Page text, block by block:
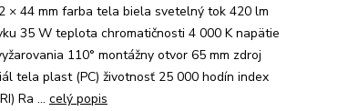
× 44 mm farba tela biela svetelný tok 420 lm
35 W teplota chromatičnosti 4 000 K napätie
110° montážny otvor 65 mm zdroj
tela plast (PC) životnosť 25 000 hodín index
Ra ... celý popis